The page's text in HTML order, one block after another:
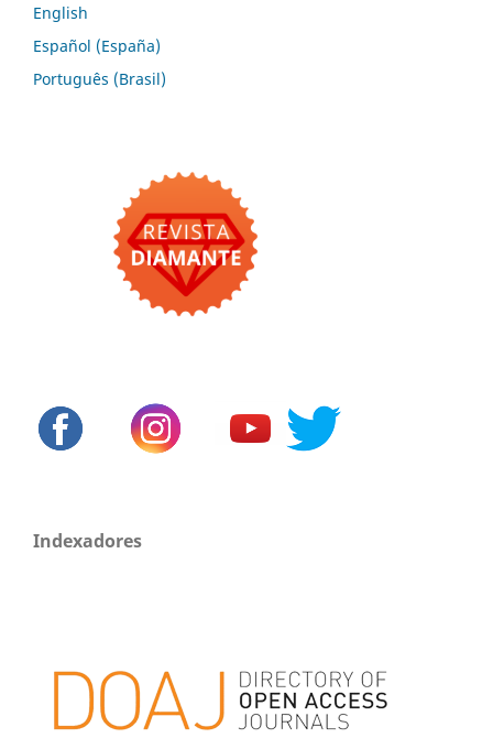
English
Español (España)
Português (Brasil)
Indexadores